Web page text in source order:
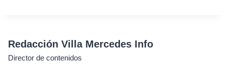
Redacción Villa Mercedes Info
Director de contenidos